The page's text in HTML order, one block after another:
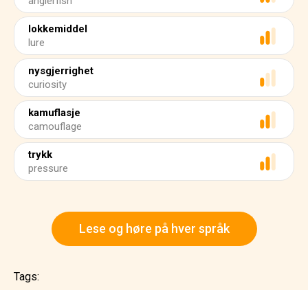
lokkemiddel
lure
nysgjerrighet
curiosity
kamuflasje
camouflage
trykk
pressure
Lese og høre på hver språk
Tags: